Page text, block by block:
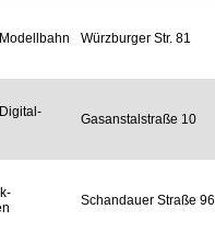
Würzburger Str. 81
Gasanstalstraße 10
Schandauer Straße 96